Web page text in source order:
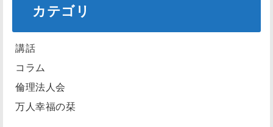
カテゴリ
講話
コラム
倫理法人会
万人幸福の栞